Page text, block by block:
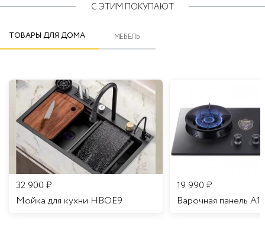
С ЭТИМ ПОКУПАЮТ
ТОВАРЫ ДЛЯ ДОМА МЕБЕЛЬ
32 900 ₽
Мойка для кухни HBOE9
19 990 ₽
Варочная панель A16